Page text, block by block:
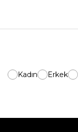
Kadın Erkek